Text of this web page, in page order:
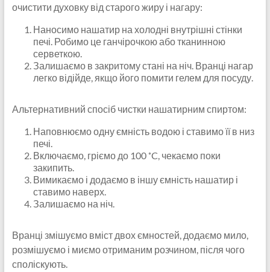
очистити духовку від старого жиру і нагару:
Наносимо нашатир на холодні внутрішні стінки
печі. Робимо це ганчірочкою або тканинною
серветкою.
Залишаємо в закритому стані на ніч. Вранці нагар
легко відійде, якщо його помити гелем для посуду.
Альтернативний спосіб чистки нашатирним спиртом:
Наповнюємо одну ємність водою і ставимо її в низ
печі.
Включаємо, гріємо до 100 ˚C, чекаємо поки
закипить.
Вимикаємо і додаємо в іншу ємність нашатир і
ставимо наверх.
Залишаємо на ніч.
Вранці змішуємо вміст двох ємностей, додаємо мило,
розмішуємо і миємо отриманим розчином, після чого
споліскують.